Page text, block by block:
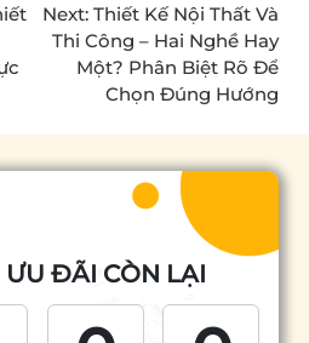
Next: Thiết Kế Nội Thất Và
Thi Công – Hai Nghề Hay
Một? Phân Biệt Rõ Để
Chọn Đúng Hướng
ƯU ĐÃI CÒN LẠI